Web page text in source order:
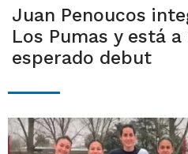
Juan Penoucos
Los Pumas y está
esperado debut